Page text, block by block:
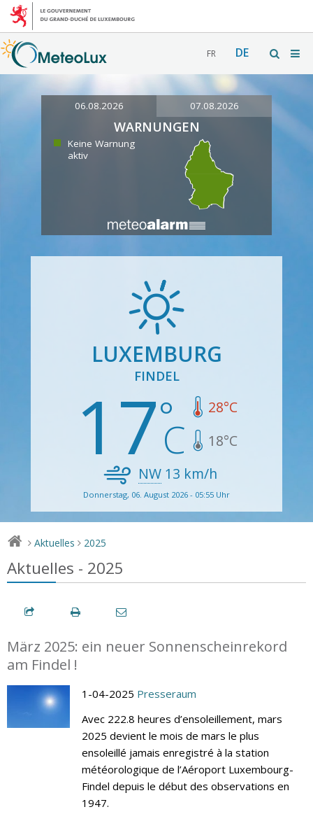
FR DE
06.08.2026 07.08.2026
WARNUNGEN
Keine Warnung
aktiv
LUXEMBURG
FINDEL
17 28°C
18°C
NW13 km/h
Donnerstag, 06. August 2026 - 05:55 Uhr
> Aktuelles > 2025
Aktuelles - 2025
März 2025: ein neuer Sonnenscheinrekord
am Findel !
1-04-2025 Presseraum
Avec 222.8 heures d’ensoleillement, mars
2025 devient le mois de mars le plus
ensoleillé jamais enregistré à la station
météorologique de l’Aéroport Luxembourg-
Findel depuis le début des observations en
1947.